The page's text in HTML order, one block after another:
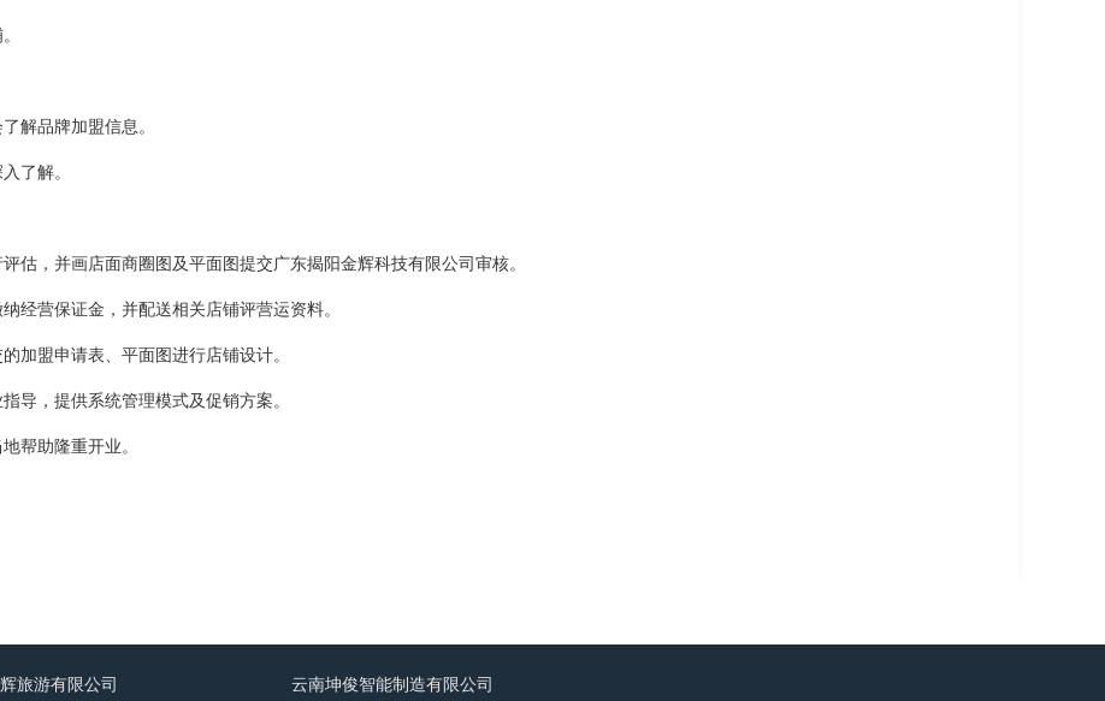
解品牌加盟信息。
了解。
估，并画店面商圈图及平面图提交广东揭阳金辉科技有限公司审核。
经营保证金，并配送相关店铺评营运资料。
加盟申请表、平面图进行店铺设计。
导，提供系统管理模式及促销方案。
帮助隆重开业。
旅游有限公司 云南坤俊智能制造有限公司